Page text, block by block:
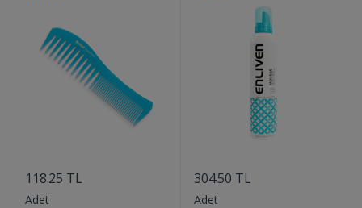
118.25 TL
Adet
304.50 TL
Adet